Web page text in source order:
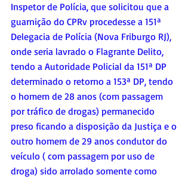
Inspetor de Polícia, que solicitou que a
guarnição do CPRv procedesse a 151ª
Delegacia de Polícia (Nova Friburgo RJ),
onde seria lavrado o Flagrante Delito,
tendo a Autoridade Policial da 151ª DP
determinado o retorno a 153ª DP, tendo
o homem de 28 anos (com passagem
por tráfico de drogas) permanecido
preso ficando a disposição da Justiça e o
outro homem de 29 anos condutor do
veículo ( com passagem por uso de
droga) sido arrolado somente como